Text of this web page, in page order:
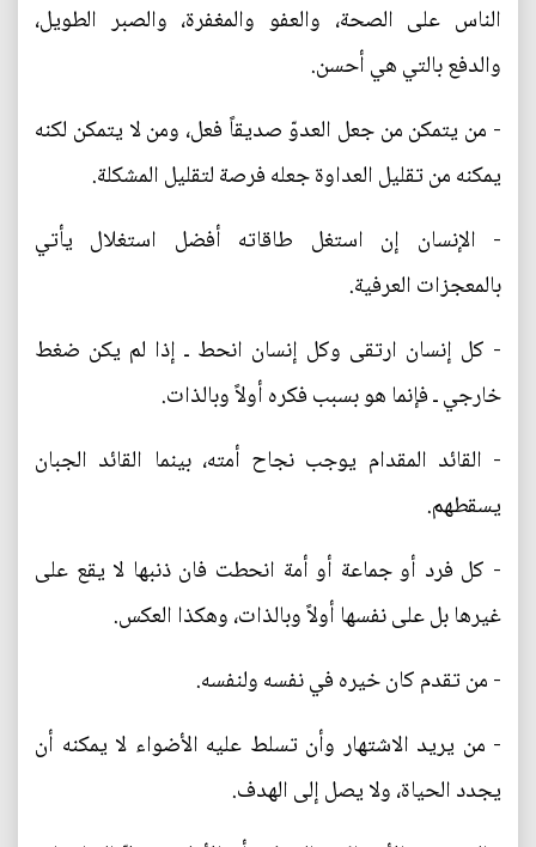
الناس على الصحة، والعفو والمغفرة، والصبر الطويل،
والدفع بالتي هي أحسن.
- من يتمكن من جعل العدوّ صديقاً فعل، ومن لا يتمكن لكنه
يمكنه من تقليل العداوة جعله فرصة لتقليل المشكلة.
- الإنسان إن استغل طاقاته أفضل استغلال يأتي
بالمعجزات العرفية.
- كل إنسان ارتقى وكل إنسان انحط ـ إذا لم يكن ضغط
خارجي ـ فإنما هو بسبب فكره أولاً وبالذات.
- القائد المقدام يوجب نجاح أمته، بينما القائد الجبان
يسقطهم.
- كل فرد أو جماعة أو أمة انحطت فان ذنبها لا يقع على
غيرها بل على نفسها أولاً وبالذات، وهكذا العكس.
- من تقدم كان خيره في نفسه ولنفسه.
- من يريد الاشتهار وأن تسلط عليه الأضواء لا يمكنه أن
يجدد الحياة، ولا يصل إلى الهدف.